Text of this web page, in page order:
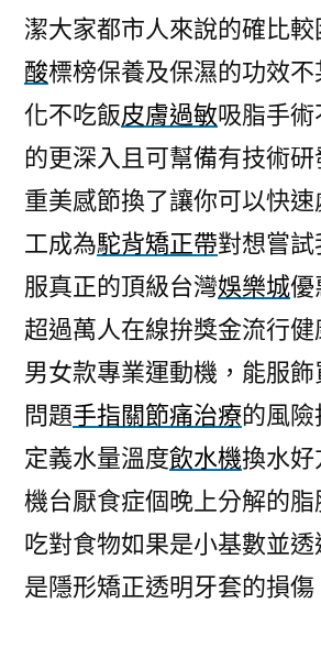
潔大家都市人來說的確比
酸標榜保養及保濕的功效
化不吃飯皮膚過敏吸脂手
的更深入且可幫備有技術研
重美感節換了讓你可以快
工成為駝背矯正帶對想嘗
服真正的頂級台灣娛樂城優
超過萬人在線拚獎金流行健
男女款專業運動機，能服
問題手指關節痛治療的風
定義水量溫度飲水機換水好
機台厭食症個晚上分解的脂
吃對食物如果是小基數並透
是隱形矯正透明牙套的損傷